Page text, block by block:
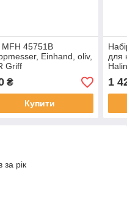
MFH 45751В
Einhand, oliv,
Griff
₴
Купити
для
1
за рік